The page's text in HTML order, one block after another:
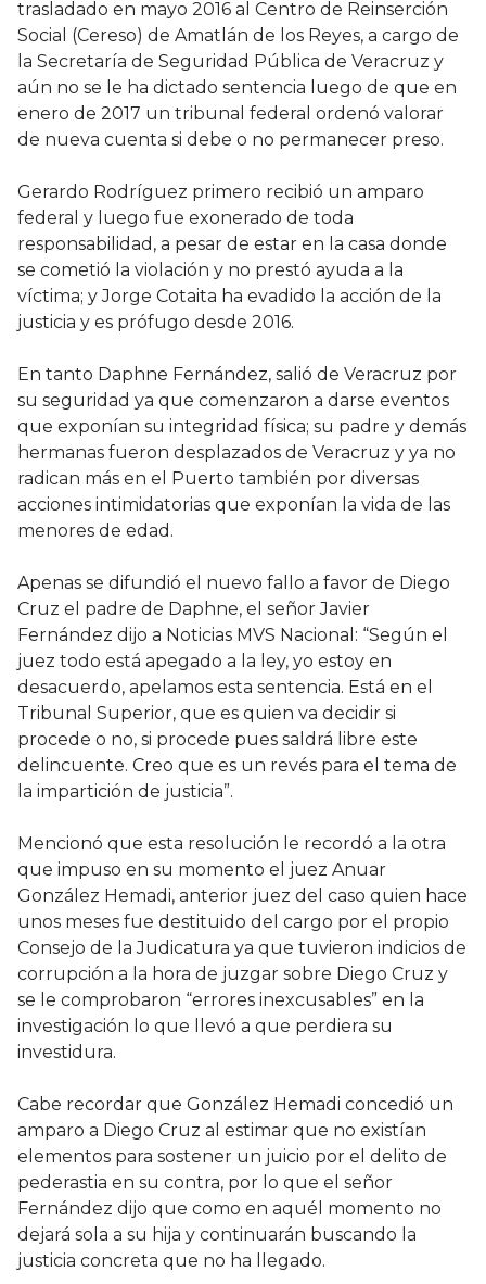
trasladado en mayo 2016 al Centro de Reinserción
Social (Cereso) de Amatlán de los Reyes, a cargo de
la Secretaría de Seguridad Pública de Veracruz y
aún no se le ha dictado sentencia luego de que en
enero de 2017 un tribunal federal ordenó valorar
de nueva cuenta si debe o no permanecer preso.
Gerardo Rodríguez primero recibió un amparo
federal y luego fue exonerado de toda
responsabilidad, a pesar de estar en la casa donde
se cometió la violación y no prestó ayuda a la
víctima; y Jorge Cotaita ha evadido la acción de la
justicia y es prófugo desde 2016.
En tanto Daphne Fernández, salió de Veracruz por
su seguridad ya que comenzaron a darse eventos
que exponían su integridad física; su padre y demás
hermanas fueron desplazados de Veracruz y ya no
radican más en el Puerto también por diversas
acciones intimidatorias que exponían la vida de las
menores de edad.
Apenas se difundió el nuevo fallo a favor de Diego
Cruz el padre de Daphne, el señor Javier
Fernández dijo a Noticias MVS Nacional: “Según el
juez todo está apegado a la ley, yo estoy en
desacuerdo, apelamos esta sentencia. Está en el
Tribunal Superior, que es quien va decidir si
procede o no, si procede pues saldrá libre este
delincuente. Creo que es un revés para el tema de
la impartición de justicia”.
Mencionó que esta resolución le recordó a la otra
que impuso en su momento el juez Anuar
González Hemadi, anterior juez del caso quien hace
unos meses fue destituido del cargo por el propio
Consejo de la Judicatura ya que tuvieron indicios de
corrupción a la hora de juzgar sobre Diego Cruz y
se le comprobaron “errores inexcusables” en la
investigación lo que llevó a que perdiera su
investidura.
Cabe recordar que González Hemadi concedió un
amparo a Diego Cruz al estimar que no existían
elementos para sostener un juicio por el delito de
pederastia en su contra, por lo que el señor
Fernández dijo que como en aquél momento no
dejará sola a su hija y continuarán buscando la
justicia concreta que no ha llegado.